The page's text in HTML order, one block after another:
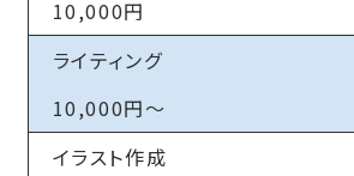
10,000円
ライティング
10,000円～
イラスト作成